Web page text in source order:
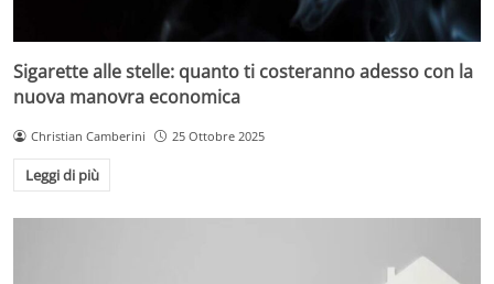
Sigarette alle stelle: quanto ti costeranno adesso con la
nuova manovra economica
Christian Camberini 25 Ottobre 2025
Leggi di più